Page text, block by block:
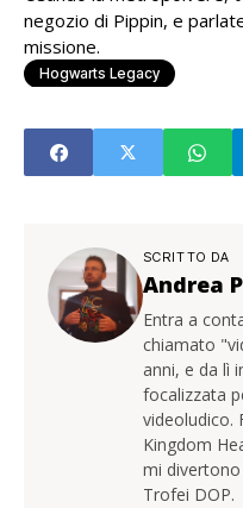
negozio di Pippin, e
missione.
Hogwarts Legacy
SCRITTO DA
Andrea
Entra a
chiamato
anni, e da lì
focalizzata
videoludico.
Kingdom
mi
Trofei DOP.